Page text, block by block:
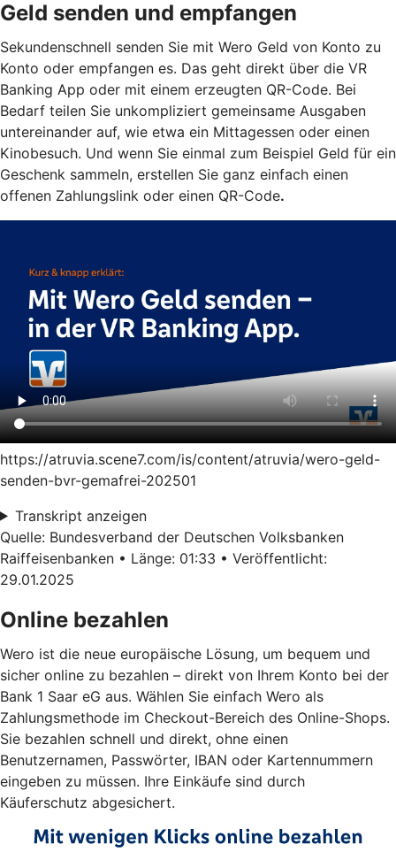
Geld senden und empfangen
Sekundenschnell senden Sie mit Wero Geld von Konto zu
Konto oder empfangen es. Das geht direkt über die VR
Banking App oder mit einem erzeugten QR-Code. Bei
Bedarf teilen Sie unkompliziert gemeinsame Ausgaben
untereinander auf, wie etwa ein Mittagessen oder einen
Kinobesuch. Und wenn Sie einmal zum Beispiel Geld für ein
Geschenk sammeln, erstellen Sie ganz einfach einen
offenen Zahlungslink oder einen QR-Code.
https://atruvia.scene7.com/is/content/atruvia/wero-geld-
senden-bvr-gemafrei-202501
Transkript anzeigen
Quelle: Bundesverband der Deutschen Volksbanken
Raiffeisenbanken • Länge: 01:33 • Veröffentlicht:
29.01.2025
Online bezahlen
Wero ist die neue europäische Lösung, um bequem und
sicher online zu bezahlen – direkt von Ihrem Konto bei der
Bank 1 Saar eG aus. Wählen Sie einfach Wero als
Zahlungsmethode im Checkout-Bereich des Online-Shops.
Sie bezahlen schnell und direkt, ohne einen
Benutzernamen, Passwörter, IBAN oder Kartennummern
eingeben zu müssen. Ihre Einkäufe sind durch
Käuferschutz abgesichert.